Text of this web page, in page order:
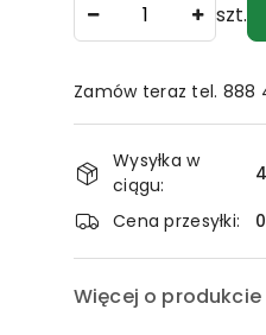
szt.
Zamów teraz tel. 888
Dostępność
i
dostawa
Wysyłka w
ciągu:
Cena przesyłki:
Więcej o produkcie